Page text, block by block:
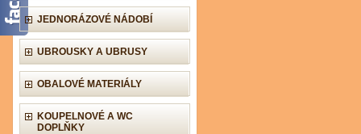
JEDNORÁZOVÉ NÁDOBÍ
UBROUSKY A UBRUSY
OBALOVÉ MATERIÁLY
KOUPELNOVÉ A WC
DOPLŇKY